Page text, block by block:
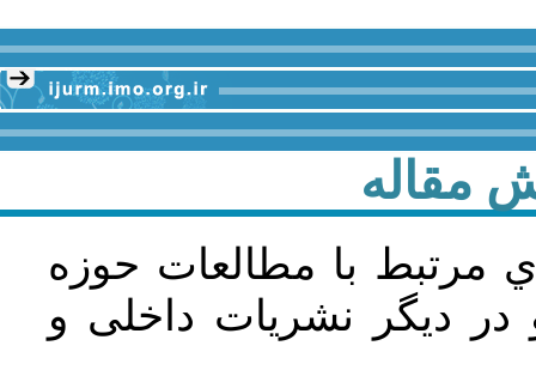
مقاله
مرتبط با مطالعات حوزه
دیگر نشریات داخلی و